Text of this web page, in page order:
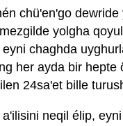
chü'en'go
yolgha
chaghda
her ayda bir
24sa'et bille
neqil élip,